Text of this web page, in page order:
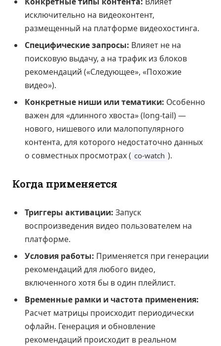
исключительно на видеоконтент,
размещенный на платформе видеохостинга.
Специфические запросы: Влияет не на
поисковую выдачу, а на трафик из блоков
рекомендаций («Следующее», «Похожие
видео»).
Конкретные ниши или тематики: Особенно
важен для «длинного хвоста» (long-tail) —
нового, нишевого или малопопулярного
контента, для которого недостаточно данных
о совместных просмотрах ( co-watch ).
Когда применяется
Триггеры активации: Запуск
воспроизведения видео пользователем на
платформе.
Условия работы: Применяется при генерации
рекомендаций для любого видео,
включенного хотя бы в один плейлист.
Временные рамки и частота применения:
Расчет матрицы происходит периодически
офлайн. Генерация и обновление
рекомендаций происходит в реальном